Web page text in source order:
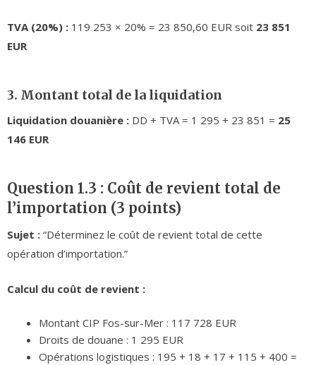
TVA (20%) : 119 253 × 20% = 23 850,60 EUR soit 23 851
EUR
3. Montant total de la liquidation
Liquidation douanière : DD + TVA = 1 295 + 23 851 = 25
146 EUR
Question 1.3 : Coût de revient total de
l’importation (3 points)
Sujet : “Déterminez le coût de revient total de cette
opération d’importation.”
Calcul du coût de revient :
Montant CIP Fos-sur-Mer : 117 728 EUR
Droits de douane : 1 295 EUR
Opérations logistiques : 195 + 18 + 17 + 115 + 400 =